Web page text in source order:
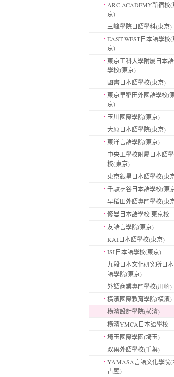
ARC ACADEMY新宿校(
京)
三峰學院日語學科(東京)
EAST WEST日本語學校(
京)
東京工科大學附屬日本語
學校(東京)
國書日本語學校(東京)
東京早稻田外國語學校(
京)
玉川國際學院(東京)
大原日本語學院(東京)
東洋言語學院(東京)
中央工學校附屬日本語學
校(東京)
東京銀星日本語學校(東
千駄ヶ谷日本語學校(東
早稻田外語專門學校(東
修曼日本語學校 東京校
友語言學院(東京)
KAI日本語學校(東京)
ISI日本語學校(東京)
九段日本文化研究所日本
語學院(東京)
外語商業專門學校(川崎)
橫濱國際教育學院(橫濱)
橫濱設計學院(横濱)
橫濱YMCA日本語學校
埼玉國際學園(埼玉)
双葉外語學校(千葉)
YAMASA言語文化學院(
古屋)